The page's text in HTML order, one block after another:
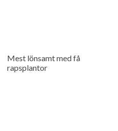
Mest lönsamt med få
rapsplantor